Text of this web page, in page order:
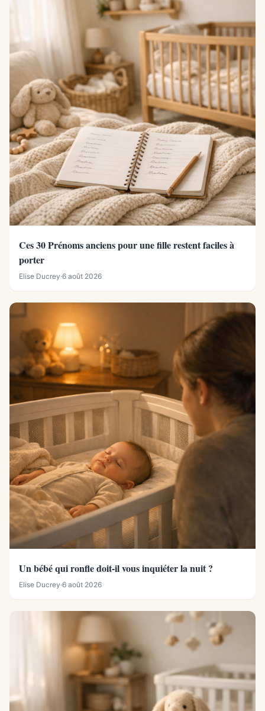
Ces 30 Prénoms anciens pour une fille restent faciles à
porter
Elise Ducrey·6 août 2026
Un bébé qui ronfle doit-il vous inquiéter la nuit ?
Elise Ducrey·6 août 2026